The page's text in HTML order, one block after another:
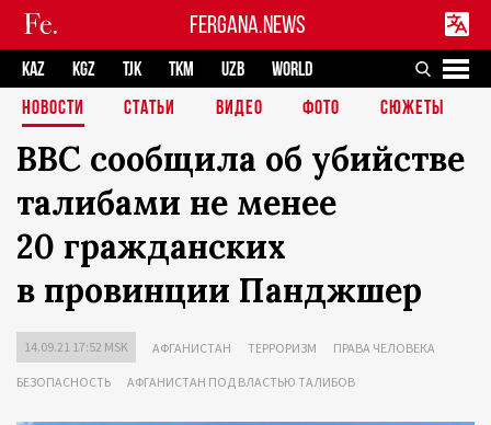
FERGANA.NEWS
KAZ KGZ TJK TKM UZB
WORLD
НОВОСТИ
СТАТЬИ ВИДЕО ФОТО СЮЖЕТЫ
BBC сообщила об убийстве
талибами не менее
20 гражданских
в провинции Панджшер
14.09.21 17:52 MSK АФГАНИСТАН ТЕРРОРИЗМ ПРАВА ЧЕЛОВЕКА
БЕЗОПАСНОСТЬ АФГАНИСТАН ПОД ВЛАСТЬЮ ТАЛИБОВ